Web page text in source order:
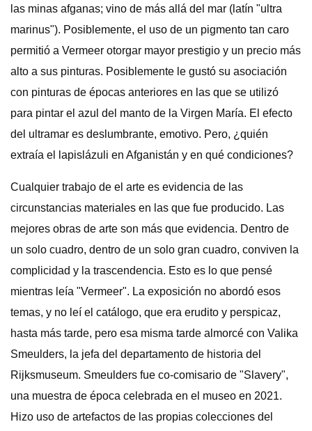
las minas afganas; vino de más allá del mar (latín "ultra
marinus"). Posiblemente, el uso de un pigmento tan caro
permitió a Vermeer otorgar mayor prestigio y un precio más
alto a sus pinturas. Posiblemente le gustó su asociación
con pinturas de épocas anteriores en las que se utilizó
para pintar el azul del manto de la Virgen María. El efecto
del ultramar es deslumbrante, emotivo. Pero, ¿quién
extraía el lapislázuli en Afganistán y en qué condiciones?
Cualquier trabajo de el arte es evidencia de las
circunstancias materiales en las que fue producido. Las
mejores obras de arte son más que evidencia. Dentro de
un solo cuadro, dentro de un solo gran cuadro, conviven la
complicidad y la trascendencia. Esto es lo que pensé
mientras leía "Vermeer". La exposición no abordó esos
temas, y no leí el catálogo, que era erudito y perspicaz,
hasta más tarde, pero esa misma tarde almorcé con Valika
Smeulders, la jefa del departamento de historia del
Rijksmuseum. Smeulders fue co-comisario de "Slavery",
una muestra de época celebrada en el museo en 2021.
Hizo uso de artefactos de las propias colecciones del